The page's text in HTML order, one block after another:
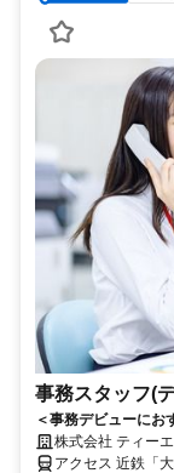
事務スタッフ(
＜事務デビューにお
駅チカ＆便利な立
株式会社 ティー
アクセス 近鉄「